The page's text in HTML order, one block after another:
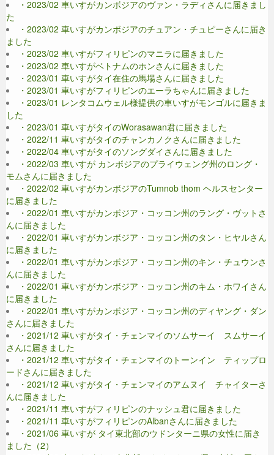
・2023/02 車いすがカンボジアのヴァン・ラディさんに届きまし
た
・2023/02 車いすがカンボジアのチュアン・チュピーさんに届き
ました
・2023/02 車いすがフィリピンのマニラに届きました
・2023/02 車いすがベトナムのホンさんに届きました
・2023/01 車いすがタイ在住の馬場さんに届きました
・2023/01 車いすがフィリピンのエーラちゃんに届きました
・2023/01 レンタコムウェル様提供の車いすがモンゴルに届きま
した
・2023/01 車いすがタイのWorasawan君に届きました
・2022/11 車いすがタイのチャンカノクさんに届きました
・2022/04 車いすがタイのソングダイさんに届きました
・2022/03 車いすが カンボジアのプライウェング州のロング・
モムさんに届きました
・2022/02 車いすがカンボジアのTumnob thom ヘルスセンター
に届きました
・2022/01 車いすがカンボジア・コッコン州のラング・ヴットさ
んに届きました
・2022/01 車いすがカンボジア・コッコン州のタン・ヒヤルさん
に届きました
・2022/01 車いすがカンボジア・コッコン州のキン・チュウンさ
んに届きました
・2022/01 車いすがカンボジア・コッコン州のキム・ホワイさん
に届きました
・2022/01 車いすがカンボジア・コッコン州のディヤング・ダン
さんに届きました
・2021/12 車いすがタイ・チェンマイのソムサーイ スムサーイ
さんに届きました
・2021/12 車いすがタイ・チェンマイのトーンイン ティップロ
ードさんに届きました
・2021/12 車いすがタイ・チェンマイのアムヌイ チャイターさ
んに届きました
・2021/11 車いすがフィリピンのナッシュ君に届きました
・2021/11 車いすがフィリピンのAlbanさんに届きました
・2021/06 車いすが タイ東北部のウドンターニ県の女性に届き
ました（2）